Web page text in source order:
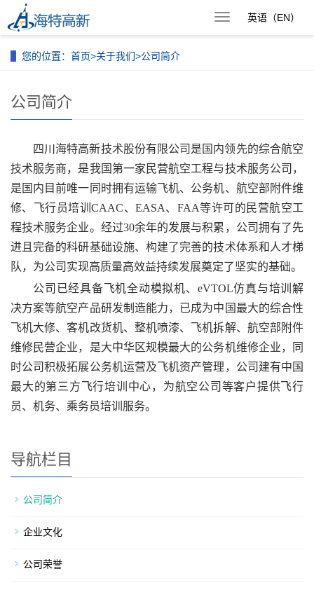
英语（EN）
导
您的位置： 首页>关于我们>公司简介
公司简介
四川海特高新技术股份有限公司是国内领先的综合航空
技术服务商，是我国第一家民营航空工程与技术服务公司，
是国内目前唯一同时拥有运输飞机、公务机、航空部附件维
修、飞行员培训CAAC、EASA、FAA等许可的民营航空工
程技术服务企业。经过30余年的发展与积累，公司拥有了先
进且完备的科研基础设施、构建了完善的技术体系和人才梯
队，为公司实现高质量高效益持续发展奠定了坚实的基础。
公司已经具备飞机全动模拟机、eVTOL仿真与培训解
决方案等航空产品研发制造能力，已成为中国最大的综合性
飞机大修、客机改货机、整机喷漆、飞机拆解、航空部附件
维修民营企业，是大中华区规模最大的公务机维修企业，同
时公司积极拓展公务机运营及飞机资产管理，公司建有中国
最大的第三方飞行培训中心，为航空公司等客户提供飞行
员、机务、乘务员培训服务。
导航栏目
公司简介
企业文化
公司荣誉